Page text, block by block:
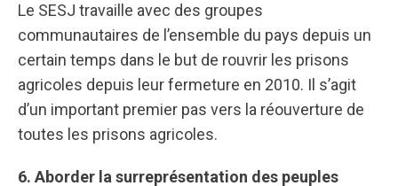
Le SESJ travaille avec des groupes
communautaires de l’ensemble du pays depuis un
certain temps dans le but de rouvrir les prisons
agricoles depuis leur fermeture en 2010. Il s’agit
d’un important premier pas vers la réouverture de
toutes les prisons agricoles.
6. Aborder la surreprésentation des peuples